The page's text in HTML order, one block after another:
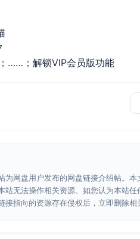
……；解锁VIP会员版功能
为网盘用户发布的网盘链接介绍帖。
站无法操作相关资源。如您认为本站
接指向的资源存在侵权后，立即删除相